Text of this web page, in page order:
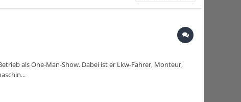
als One-Man-Show. Dabei ist er Lkw-Fahrer, Monteur,